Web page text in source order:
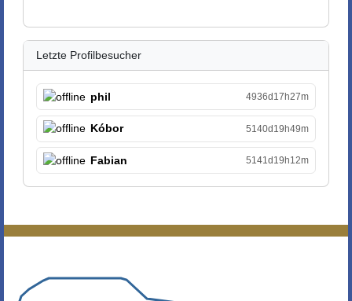
Letzte Profilbesucher
phil 4936d17h27m
Kóbor 5140d19h49m
Fabian 5141d19h12m